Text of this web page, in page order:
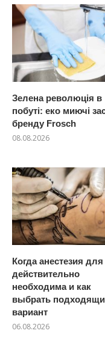
Зелена революція в
побуті: еко миючі
бренду Frosch
08.08.2026
Когда анестезия для
действительно
необходима и как
выбрать
вариант
06.08.2026